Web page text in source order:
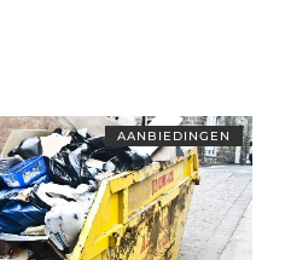
AANBIEDINGEN